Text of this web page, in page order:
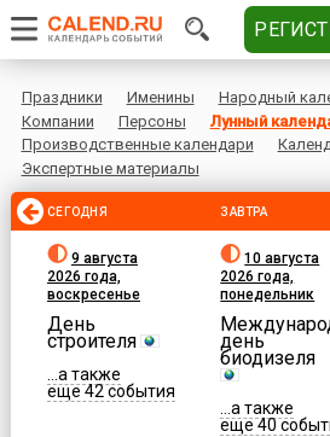
Праздники Именины Народный
Компании
Персоны
Лунный
Производственные календари
Экспертные материалы
СЕГОДНЯ
9 августа
2026 года,
воскресенье
День
строителя
...а также
еще 42 события
ЗАВТРА
10 августа
2026 года,
понедельник
день
биодизеля
...а также
еще 40